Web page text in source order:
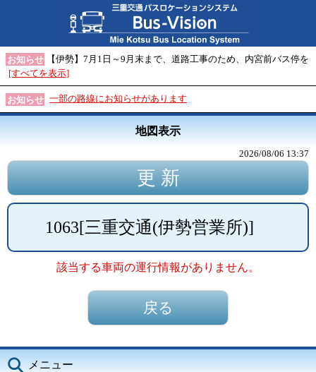
お知らせ
【伊勢】7月1日～9月末まで、道路工事のため、内宮前バス停を
[すべてを表示]
お知らせ 一部の路線にお知らせがあります
地図表示
2026/08/06 13:37
1063[三重交通(伊勢営業所)]
該当する車両の運行情報がありません。
メニュー